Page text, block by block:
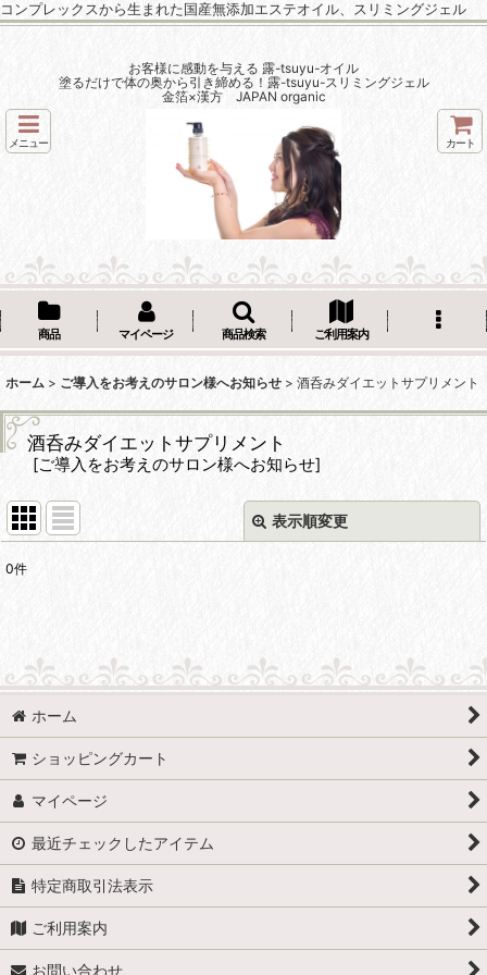
コンプレックスから生まれた国産無添加エステオイル、スリミングジェル
お客様に感動を与える 露-tsuyu-オイル
塗るだけで体の奥から引き締める！露-tsuyu-スリミングジェル
金箔×漢方 JAPAN organic
メニュー カート
商品 マイページ 商品検索 ご利用案内
ホーム > ご導入をお考えのサロン様へお知らせ > 酒呑みダイエットサプリメント
酒呑みダイエットサプリメント
[ご導入をお考えのサロン様へお知らせ]
表示順変更
0件
ホーム
ショッピングカート
マイページ
最近チェックしたアイテム
特定商取引法表示
ご利用案内
お問い合わせ